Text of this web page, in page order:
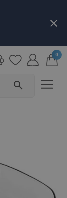
close
search
0